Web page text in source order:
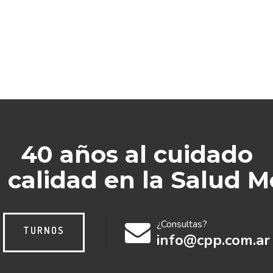
40 años al cuidado
calidad en la Salud
TURNOS ¿Consultas?
info@cpp.com.ar